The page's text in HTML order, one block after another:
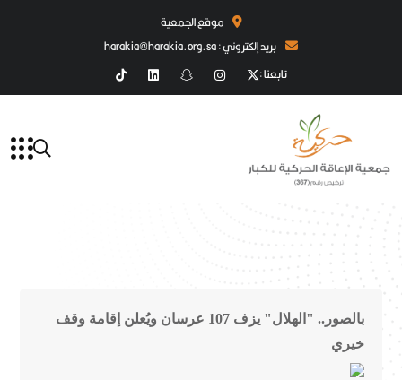
موقع الجمعية
بريد إلكتروني : harakia@harakia.org.sa
تابعنا :
بالصور.. "الهلال" يزف 107 عرسان ويُعلن إقامة وقف
خيري